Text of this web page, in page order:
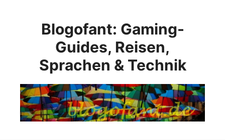
Blogofant: Gaming-
Guides, Reisen,
Sprachen & Technik